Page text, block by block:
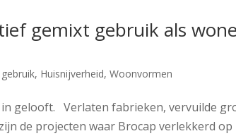
gemixt gebruik als
, Huisnijverheid,Woonvormen
gelooft. Verlaten fabrieken, vervuilde
de projecten waar Brocap verlekkerd op